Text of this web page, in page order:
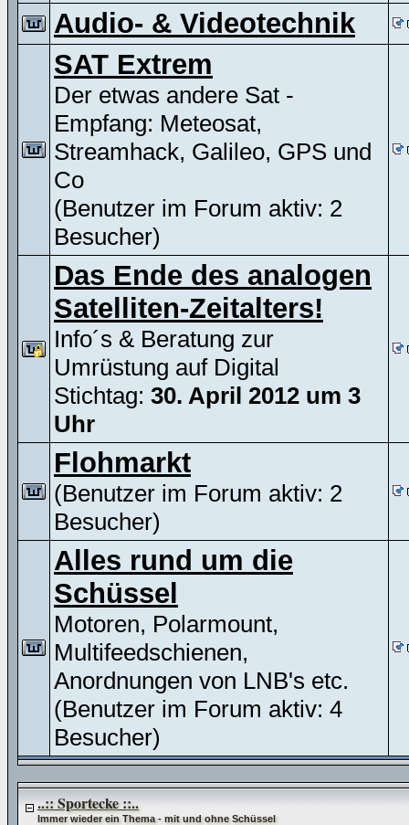
Audio- & Videotechnik
SAT Extrem
Der etwas andere Sat -
Empfang: Meteosat,
Streamhack, Galileo, GPS und
Co
(Benutzer im Forum aktiv: 2
Besucher)
Das Ende des analogen
Satelliten-Zeitalters!
Info´s & Beratung zur
Umrüstung auf Digital
Stichtag: 30. April 2012 um 3
Uhr
Flohmarkt
(Benutzer im Forum aktiv: 2
Besucher)
Alles rund um die
Schüssel
Motoren, Polarmount,
Multifeedschienen,
Anordnungen von LNB's etc.
(Benutzer im Forum aktiv: 4
Besucher)
..:: Sportecke ::..
Immer wieder ein Thema - mit und ohne Schüssel